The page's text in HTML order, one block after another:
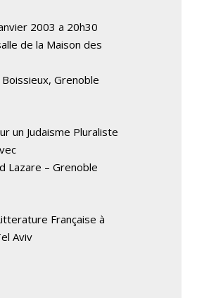
2003 a 20h30
de la Maison des
Grenoble
un Judaisme Pluraliste
Lazare – Grenoble
Française à
Aviv